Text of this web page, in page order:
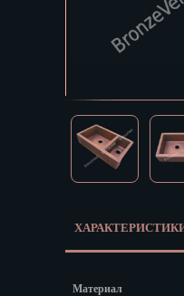
Материал